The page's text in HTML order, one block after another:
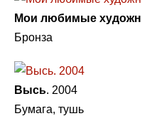
Мои любимые
Бронза
Высь. 2004
Бумага, тушь